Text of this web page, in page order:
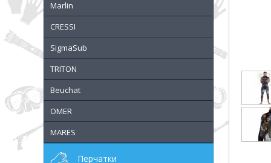
Производитель
_JSHOP_SEARCH_COINS
от
до
грн
ОТМЕНА
Marlin
CRESSI
SigmaSub
TRITON
Beuchat
OMER
MARES
Перчатки